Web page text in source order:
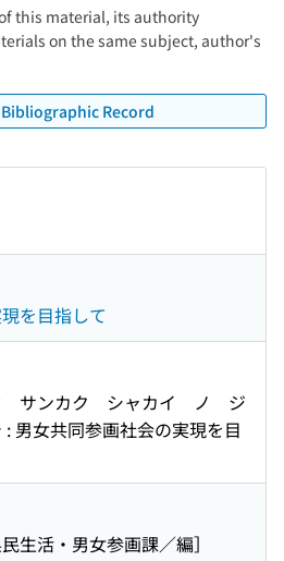
this material, its authority
on the same subject, author's
Record
を目指して
サンカク シャカイ ノ ジ
女共同参画社会の実現を目
生活・男女参画課／編］